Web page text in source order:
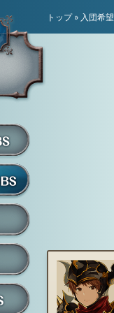
トップ» 入団希望